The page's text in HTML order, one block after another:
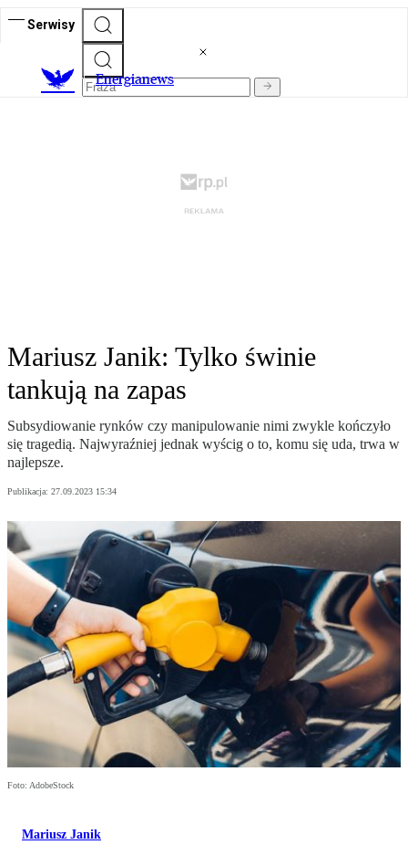
Serwisy
Energianews
Mariusz Janik: Tylko świnie
tankują na zapas
Subsydiowanie rynków czy manipulowanie nimi zwykle kończyło
się tragedią. Najwyraźniej jednak wyścig o to, komu się uda, trwa w
najlepsze.
Publikacja: 27.09.2023 15:34
Foto: AdobeStock
Mariusz Janik